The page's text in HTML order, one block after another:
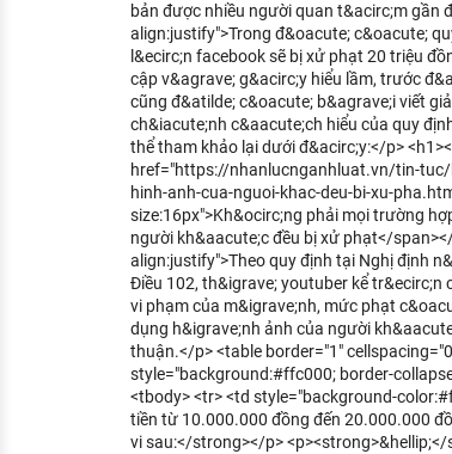
bản được nhiều người quan t&acirc;m gần
align:justify">Trong đ&oacute; c&oacute;
l&ecirc;n facebook sẽ bị xử phạt 20 triệu
cập v&agrave; g&acirc;y hiểu lầm, trước
cũng đ&atilde; c&oacute; b&agrave;i viết
ch&iacute;nh c&aacute;ch hiểu của quy
thể tham khảo lại dưới đ&acirc;y:</p>
href="https://nhanlucnganhluat.vn/tin-
hinh-anh-cua-nguoi-khac-deu-bi-xu-
size:16px">Kh&ocirc;ng phải mọi trường
người kh&aacute;c đều bị xử phạt</
align:justify">Theo quy định tại Nghị định
Điều 102, th&igrave; youtuber kể tr&ecirc;n
vi phạm của m&igrave;nh, mức phạt
dụng h&igrave;nh ảnh của người
thuận.</p> <table border="1"
style="background:#ffc000; border-
<tbody> <tr> <td style="background-
tiền từ 10.000.000 đồng đến 20.000.000
vi sau:</strong></p>